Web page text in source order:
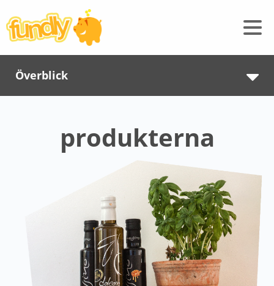
Överblick
produkterna